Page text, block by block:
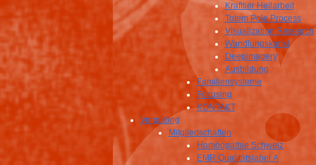
Krafttier Heilarbeit
Totem Pole Process
Visualization Research
Wandlungskunst
Deepimagery
Ausbildung
Familiensysteme
Focusing
KONTAKT
Vergütung
Mitgliedschaften
Homöopathie Schweiz
EMR Qualitätslabel A